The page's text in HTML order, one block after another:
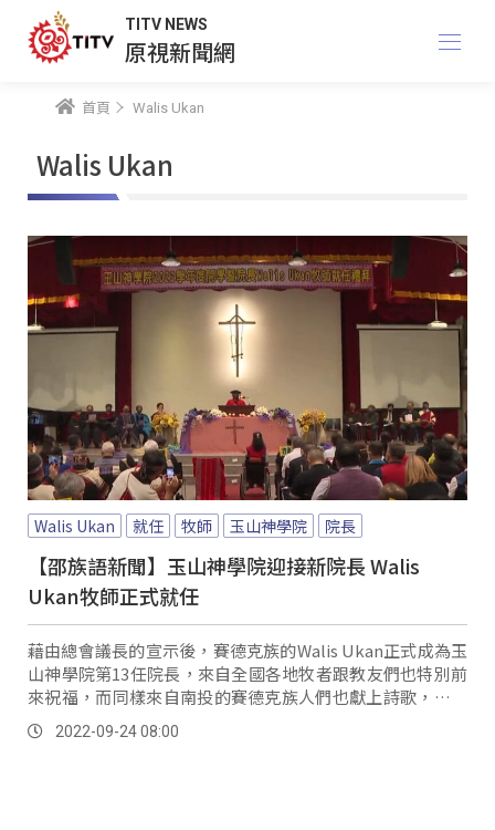
TITV NEWS
原視新聞網
首頁 Walis Ukan
Walis Ukan
Walis Ukan 就任 牧師 玉山神學院 院長
【邵族語新聞】玉山神學院迎接新院長 Walis
Ukan牧師正式就任
藉由總會議長的宣示後，賽德克族的Walis Ukan正式成為玉
山神學院第13任院長，來自全國各地牧者跟教友們也特別前
來祝福，而同樣來自南投的賽德克族人們也獻上詩歌，讓在
場信眾非常感動。
2022-09-24 08:00